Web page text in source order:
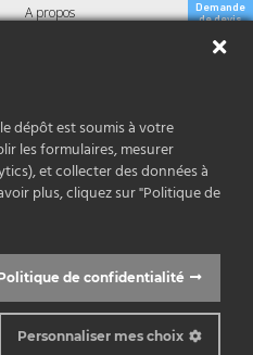
Demande
de devis
A propos
2026 Allo Fer
dépôt est soumis à votre
les formulaires, mesurer
et collecter des données à
plus, cliquez sur "Politique de
de confidentialité
Personnaliser mes choix